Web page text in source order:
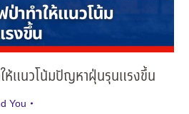
ห้แนวโน้มปัญหาฝุ่นรุนแรงขึ้น
You